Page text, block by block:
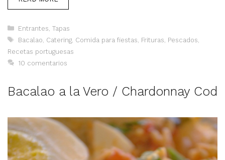
Categorías
Entrantes Tapas
Etiquetas
Bacalao Catering, Comida para fiestas Frituras Pescados
Recetas portuguesas
10 comentarios
Bacalao a la Vero / Chardonnay Cod